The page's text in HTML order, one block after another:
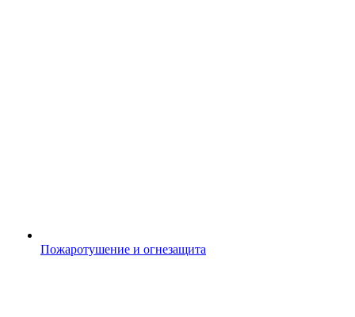
Пожаротушение и огнезащита